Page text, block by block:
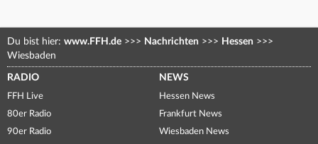
Du bist hier: www.FFH.de >>> Nachrichten >>> Hessen >>>
Wiesbaden
RADIO
FFH Live
80er Radio
90er Radio
NEWS
Hessen News
Frankfurt News
Wiesbaden News